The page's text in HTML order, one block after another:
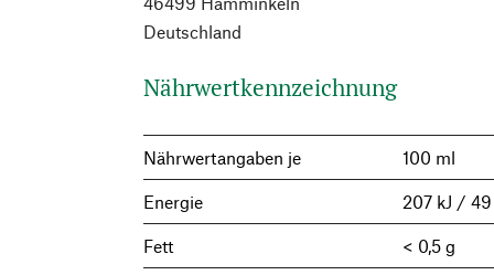
Deutschland
Nährwertkennzeichnung
Nährwertangaben je 100 ml
Energie 207 kJ /
Fett < 0,5 g